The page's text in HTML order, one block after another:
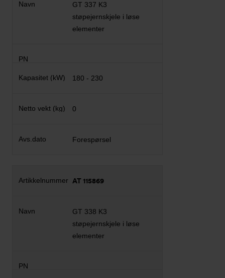
GT 337 K3
støpejernskjele i løse
elementer
180 - 230
0
Forespørsel
AT 115869
GT 338 K3
støpejernskjele i løse
elementer